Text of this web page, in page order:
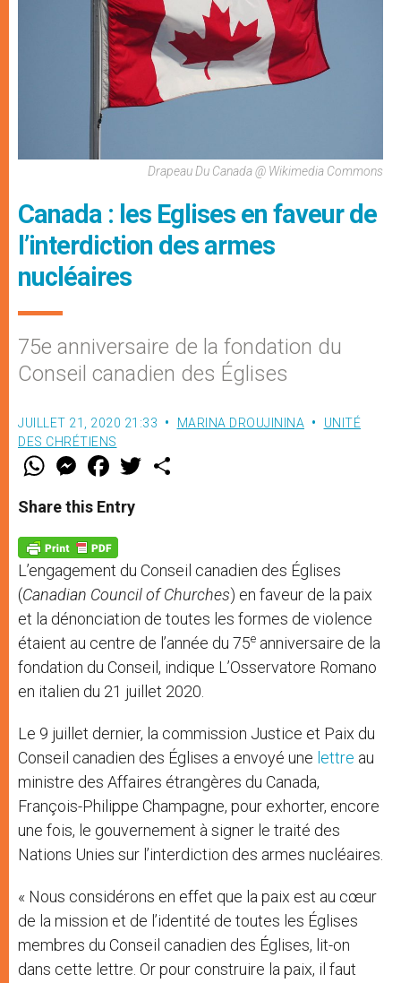
Drapeau Du Canada @ Wikimedia Commons
Canada : les Eglises en faveur de
l’interdiction des armes
nucléaires
75e anniversaire de la fondation du
Conseil canadien des Églises
JUILLET 21, 2020 21:33 MARINA DROUJININA
UNITÉ
DES CHRÉTIENS
W
t
s
p
p
M
e
s
e
g
e
r
F
a
e
b
o
k
w
Share this Entry
L’engagement du Conseil canadien des Églises
(Canadian Council of Churches) en faveur de la paix
et la dénonciation de toutes les formes de violence
étaient au centre de l’année du 75e anniversaire de la
fondation du Conseil, indique L’Osservatore Romano
en italien du 21 juillet 2020.
Le 9 juillet dernier, la commission Justice et Paix du
Conseil canadien des Églises a envoyé une lettre au
ministre des Affaires étrangères du Canada,
François-Philippe Champagne, pour exhorter, encore
une fois, le gouvernement à signer le traité des
Nations Unies sur l’interdiction des armes nucléaires.
« Nous considérons en effet que la paix est au cœur
de la mission et de l’identité de toutes les Églises
membres du Conseil canadien des Églises, lit-on
dans cette lettre. Or pour construire la paix, il faut